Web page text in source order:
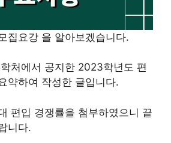
집요강 을 알아보겠습니다.
처에서 공지한 2023학년도 편
약하여 작성한 글입니다.
편입 경쟁률을 첨부하였으니 끝
니다.